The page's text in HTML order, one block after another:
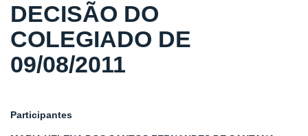
DECISÃO DO
COLEGIADO DE
09/08/2011
Participantes